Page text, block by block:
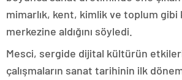
mimarlık, kent, kimlik ve toplum gibi
merkezine aldığını söyledi.
Mesci, sergide dijital kültürün
çalışmaların sanat tarihinin ilk